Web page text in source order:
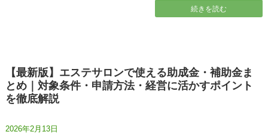
続きを読む
【最新版】エステサロンで使える助成金・補助金ま
とめ｜対象条件・申請方法・経営に活かすポイント
を徹底解説
2026年2月13日